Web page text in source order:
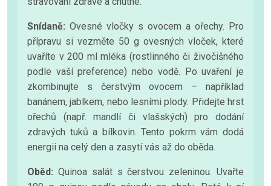
Snídaně: Ovesné vločky s ovocem a ořechy. Pro
přípravu si vezměte 50 g ovesných vloček, které
uvaříte v 200 ml mléka (rostlinného či živočišného
podle vaší preference) nebo vodě. Po uvaření je
zkombinujte s čerstvým ovocem – například
banánem, jablkem, nebo lesními plody. Přidejte hrst
ořechů (např. mandlí či vlašských) pro dodání
zdravých tuků a bílkovin. Tento pokrm vám dodá
energii na celý den a zasytí vás až do oběda.
Oběd: Quinoa salát s čerstvou zeleninou. Uvařte